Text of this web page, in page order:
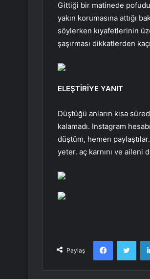
Gittiği bir matinede
yakın korumasına attığı
söylerken kıyafetlerinin
şaşırması dikkatlerden
ELEŞTİRİYE YANIT
Düştüğü anların kısa
kalamadı. Instagram
düştüm, hemen
yeter. aç karnını ve aileni
Paylaş
Facebook